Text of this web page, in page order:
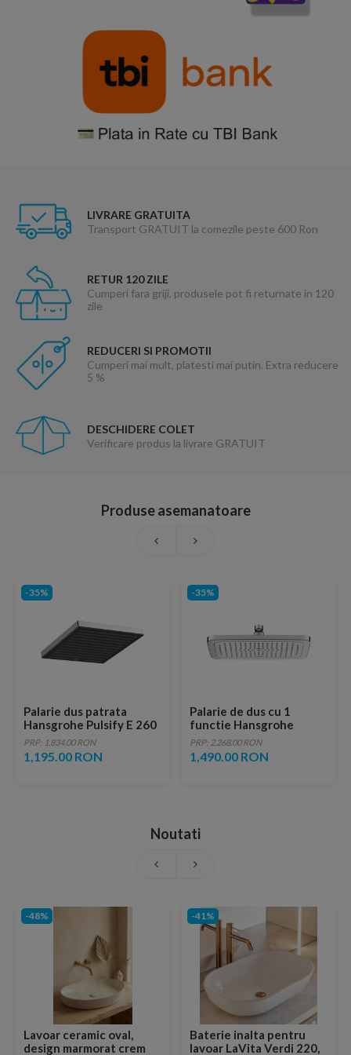
LIVRARE GRATUITA
Transport GRATUIT la comezile peste 600 Ron
RETUR 120 ZILE
Cumperi fara griji, produsele pot fi returnate in 120
zile
REDUCERI SI PROMOTII
Cumperi mai mult, platesti mai putin. Extra reducere
5 %
DESCHIDERE COLET
Verificare produs la livrare GRATUIT
Produse asemanatoare
-35%
Palarie dus patrata
Hansgrohe Pulsify E 260
crom cu 1 tip de jet
PRP: 1,834.00 RON
1,195.00 RON
-35%
Palarie de dus cu 1
functie Hansgrohe
Croma E crom lucios
PRP: 2,268.00 RON
1,490.00 RON
Noutati
-48%
Lavoar ceramic oval,
design marmorat crem
-41%
Baterie inalta pentru
lavoar LaVita Verdi 220,